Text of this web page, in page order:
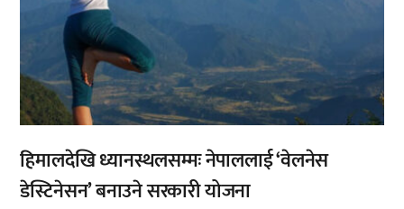
हिमालदेखि ध्यानस्थलसम्मः नेपाललाई ‘वेलनेस
डेस्टिनेसन’ बनाउने सरकारी योजना